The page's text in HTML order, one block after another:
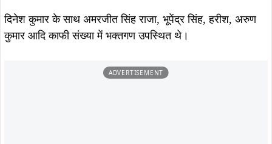
July 30, 2026
सुईया-घुटिया में ओम कांवरिया सेवा संघ का
निःशुल्क सेवा शिविर शुरू, श्रद्धालुओं की सेवा
July 30, 2026
टाटा मोटर्स वर्कर्स यूनियन का कांवरिया जत्था
बाबा धाम रवाना, कंपनी और मजदूरों की